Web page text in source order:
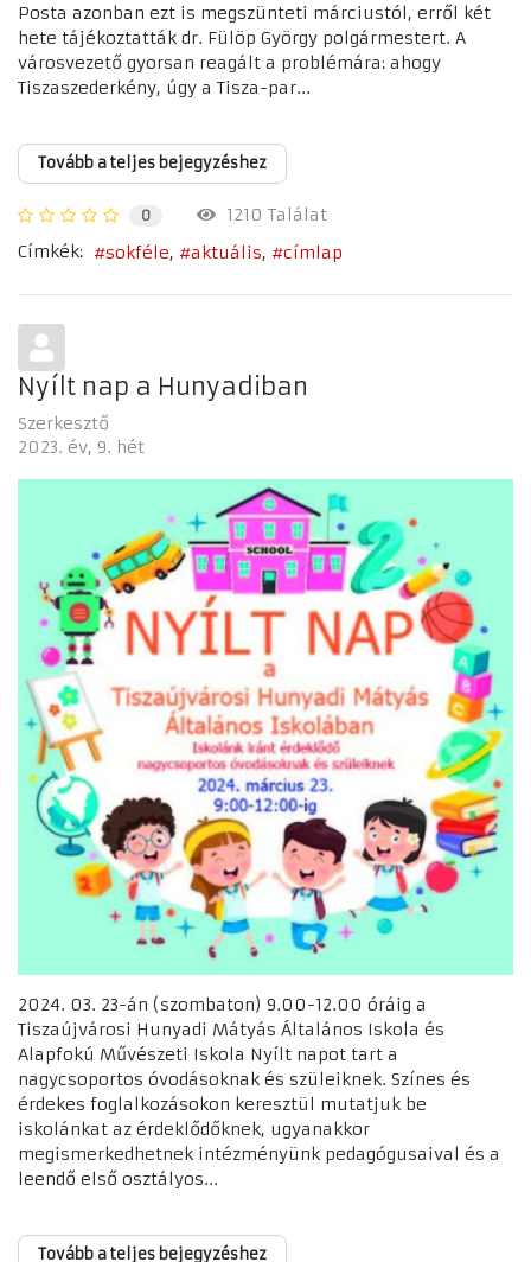
Posta azonban ezt is megszünteti márciustól, erről két
hete tájékoztatták dr. Fülöp György polgármestert. A
városvezető gyorsan reagált a problémára: ahogy
Tiszaszederkény, úgy a Tisza-par...
Tovább a teljes bejegyzéshez
0
1210 Találat
Címkék:
sokféle aktuális címlap
Nyílt nap a Hunyadiban
Szerkesztő
2023. év 9. hét
2024. 03. 23-án (szombaton) 9.00-12.00 óráig a
Tiszaújvárosi Hunyadi Mátyás Általános Iskola és
Alapfokú Művészeti Iskola Nyílt napot tart a
nagycsoportos óvodásoknak és szüleiknek. Színes és
érdekes foglalkozásokon keresztül mutatjuk be
iskolánkat az érdeklődőknek, ugyanakkor
megismerkedhetnek intézményünk pedagógusaival és a
leendő első osztályos...
Tovább a teljes bejegyzéshez